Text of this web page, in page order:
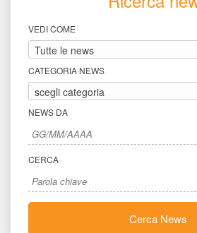
VEDI COME
CATEGORIA NEWS
NEWS DA
CERCA
Cerca New